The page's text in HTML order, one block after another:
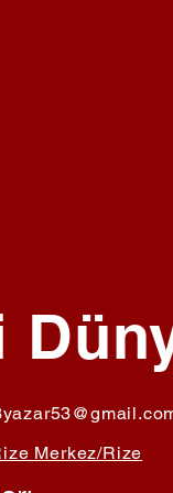
Merkez/Rize